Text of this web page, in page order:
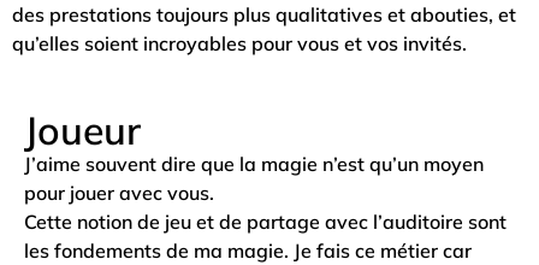
des prestations toujours plus qualitatives et abouties, et
qu’elles soient incroyables pour vous et vos invités.
Joueur
J’aime souvent dire que la magie n’est qu’un moyen
pour jouer avec vous.
Cette notion de jeu et de partage avec l’auditoire sont
les fondements de ma magie. Je fais ce métier car